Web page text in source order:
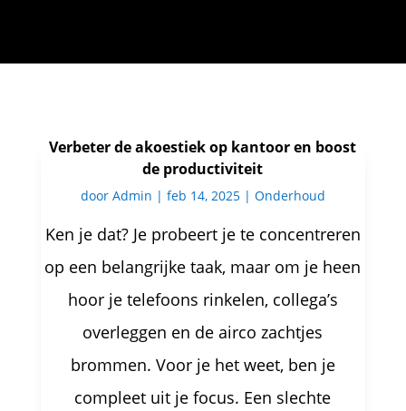
Verbeter de akoestiek op kantoor en boost
de productiviteit
door Admin | feb 14, 2025| Onderhoud
Ken je dat? Je probeert je te concentreren
op een belangrijke taak, maar om je heen
hoor je telefoons rinkelen, collega’s
overleggen en de airco zachtjes
brommen. Voor je het weet, ben je
compleet uit je focus. Een slechte